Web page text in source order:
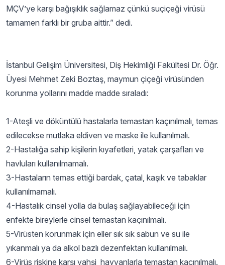
MÇV’ye karşı bağışıklık sağlamaz çünkü suçiçeği virüsü
tamamen farklı bir gruba aittir.” dedi.
İstanbul Gelişim Üniversitesi, Diş Hekimliği Fakültesi Dr. Öğr.
Üyesi Mehmet Zeki Boztaş, maymun çiçeği virüsünden
korunma yollarını madde madde sıraladı:
1-Ateşli ve döküntülü hastalarla temastan kaçınılmalı, temas
edilecekse mutlaka eldiven ve maske ile kullanılmalı.
2-Hastalığa sahip kişilerin kıyafetleri, yatak çarşafları ve
havluları kullanılmamalı.
3-Hastaların temas ettiği bardak, çatal, kaşık ve tabaklar
kullanılmamalı.
4-Hastalık cinsel yolla da bulaş sağlayabileceği için
enfekte bireylerle cinsel temastan kaçınılmalı.
5-Virüsten korunmak için eller sık sık sabun ve su ile
yıkanmalı ya da alkol bazlı dezenfektan kullanılmalı.
6-Virüs riskine karşı vahşi hayvanlarla temastan kaçınılmalı.